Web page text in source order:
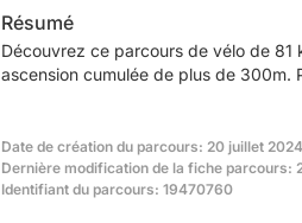
Résumé
Découvrez ce parcours de vélo de
ascension cumulée de plus de 300m.
Date de création du parcours: 20 juillet
Dernière modification de la fiche parcours:
Identifiant du parcours: 19470760